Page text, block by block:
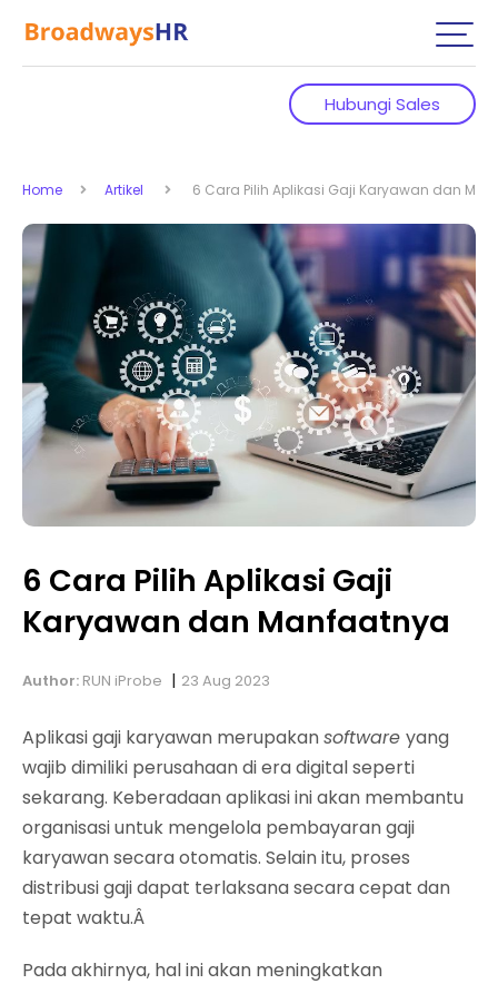
Hubungi Sales
Home Artikel 6 Cara Pilih Aplikasi Gaji Karyawan dan
6 Cara Pilih Aplikasi Gaji
Karyawan dan Manfaatnya
Author: RUN iProbe | 23 Aug 2023
Aplikasi gaji karyawan merupakansoftware yang
wajib dimiliki perusahaan di era digital seperti
sekarang. Keberadaan aplikasi ini akan membantu
organisasi untuk mengelola pembayaran gaji
karyawan secara otomatis. Selain itu, proses
distribusi gaji dapat terlaksana secara cepat dan
tepat waktu.Â
Pada akhirnya, hal ini akan meningkatkan